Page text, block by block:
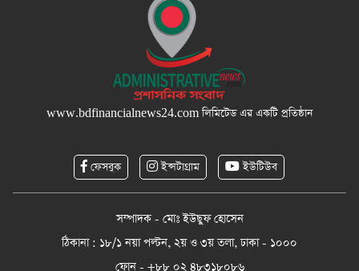
www.bdfinancialnews24.comলিমিটেড এর একটি প্রতিষ্ঠান
ফেসবুক ইন্সটাগ্রাম ইউটিউব
সম্পাদক - মোঃ ইউছুফ হোসেন
ঠিকানা : ১৮/১ নয়া পল্টন, ২য় ও ৩য় তলা, ঢাকা - ১০০০
ফোন - +৮৮ ০২ ৪৮৩১৮০৮৬